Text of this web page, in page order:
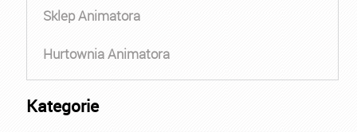
Sklep Animatora
Hurtownia Animatora
Kategorie